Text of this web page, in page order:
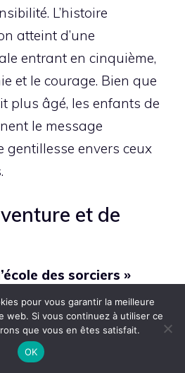
L’histoire
atteint d’une
entrant en cinquième,
et le courage. Bien que
plus âgé, les enfants de
le message
gentillesse envers ceux
et de
des sorciers »
la première
de sept ans dans les
L’univers magique de
Harry lui-même a onze
pour vous garantir la meilleure
web. Si vous continuez à utiliser ce
que vous en êtes satisfait.
OK